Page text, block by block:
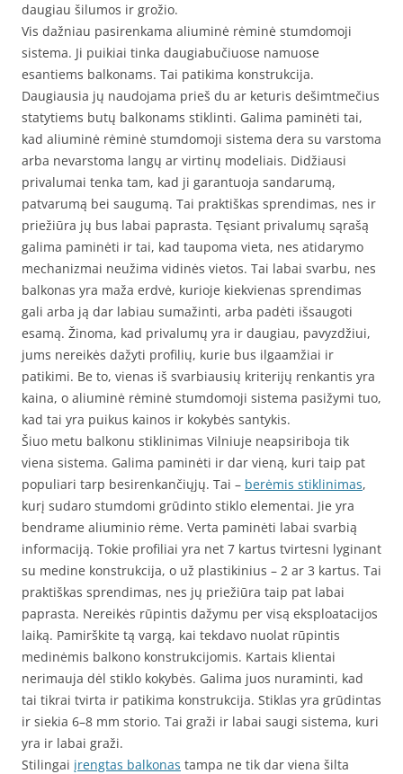
daugiau šilumos ir grožio.
Vis dažniau pasirenkama aliuminė rėminė stumdomoji
sistema. Ji puikiai tinka daugiabučiuose namuose
esantiems balkonams. Tai patikima konstrukcija.
Daugiausia jų naudojama prieš du ar keturis dešimtmečius
statytiems butų balkonams stiklinti. Galima paminėti tai,
kad aliuminė rėminė stumdomoji sistema dera su varstoma
arba nevarstoma langų ar virtinų modeliais. Didžiausi
privalumai tenka tam, kad ji garantuoja sandarumą,
patvarumą bei saugumą. Tai praktiškas sprendimas, nes ir
priežiūra jų bus labai paprasta. Tęsiant privalumų sąrašą
galima paminėti ir tai, kad taupoma vieta, nes atidarymo
mechanizmai neužima vidinės vietos. Tai labai svarbu, nes
balkonas yra maža erdvė, kurioje kiekvienas sprendimas
gali arba ją dar labiau sumažinti, arba padėti išsaugoti
esamą. Žinoma, kad privalumų yra ir daugiau, pavyzdžiui,
jums nereikės dažyti profilių, kurie bus ilgaamžiai ir
patikimi. Be to, vienas iš svarbiausių kriterijų renkantis yra
kaina, o aliuminė rėminė stumdomoji sistema pasižymi tuo,
kad tai yra puikus kainos ir kokybės santykis.
Šiuo metu balkonu stiklinimas Vilniuje neapsiriboja tik
viena sistema. Galima paminėti ir dar vieną, kuri taip pat
populiari tarp besirenkančiųjų. Tai – berėmis stiklinimas,
kurį sudaro stumdomi grūdinto stiklo elementai. Jie yra
bendrame aliuminio rėme. Verta paminėti labai svarbią
informaciją. Tokie profiliai yra net 7 kartus tvirtesni lyginant
su medine konstrukcija, o už plastikinius – 2 ar 3 kartus. Tai
praktiškas sprendimas, nes jų priežiūra taip pat labai
paprasta. Nereikės rūpintis dažymu per visą eksploatacijos
laiką. Pamirškite tą vargą, kai tekdavo nuolat rūpintis
medinėmis balkono konstrukcijomis. Kartais klientai
nerimauja dėl stiklo kokybės. Galima juos nuraminti, kad
tai tikrai tvirta ir patikima konstrukcija. Stiklas yra grūdintas
ir siekia 6–8 mm storio. Tai graži ir labai saugi sistema, kuri
yra ir labai graži.
Stilingai įrengtas balkonas tampa ne tik dar viena šilta